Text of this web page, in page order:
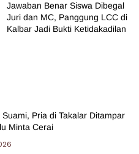
Jawaban Benar Siswa Dibegal
Juri dan MC, Panggung LCC di
Kalbar Jadi Bukti Ketidakadilan
Pria di Takalar Ditampar
Minta Cerai